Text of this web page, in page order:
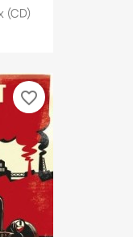
(CD)
favorite_border